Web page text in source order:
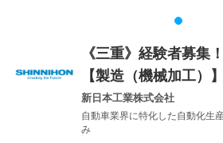
《三重》経験者募集
【製造（機械加工）】
新日本工業株式会社
自動車業界に特化した自動化生
み